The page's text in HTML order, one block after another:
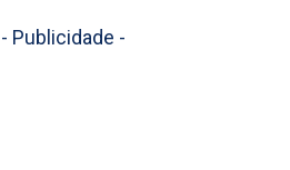
- Publicidade -